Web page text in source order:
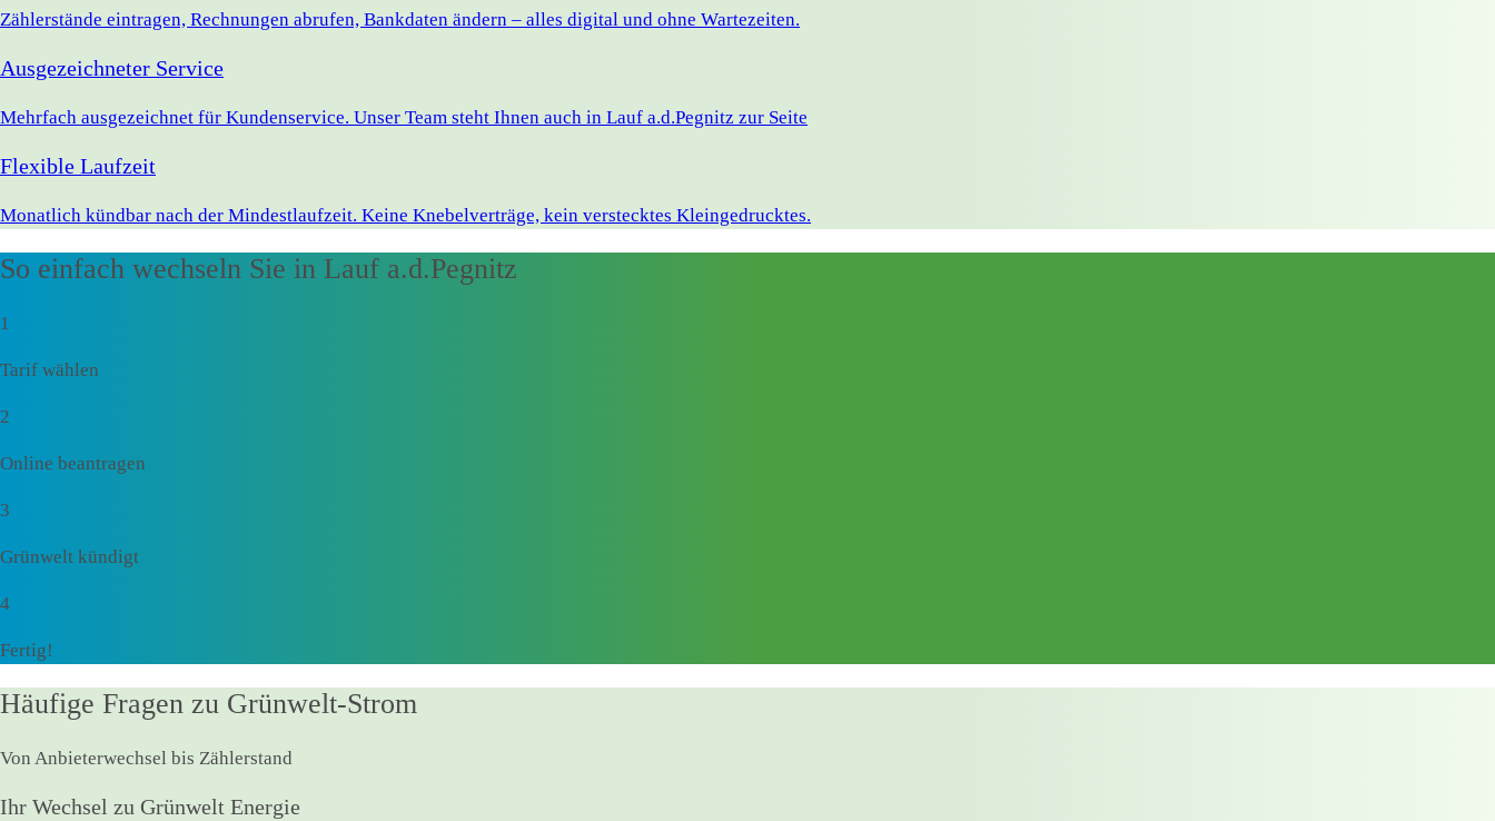
Zählerstände eintragen, Rechnungen abrufen, Bankdaten ändern – alles digital und ohne Wartezeiten.
Ausgezeichneter Service
Mehrfach ausgezeichnet für Kundenservice. Unser Team steht Ihnen auch in Lauf a.d.Pegnitz zur Seite
Flexible Laufzeit
Monatlich kündbar nach der Mindestlaufzeit. Keine Knebelverträge, kein verstecktes Kleingedrucktes.
So einfach wechseln Sie in Lauf a.d.Pegnitz
1
Tarif wählen
2
Online beantragen
3
Grünwelt kündigt
4
Fertig!
Häufige Fragen zu Grünwelt-Strom
Von Anbieterwechsel bis Zählerstand
Ihr Wechsel zu Grünwelt Energie